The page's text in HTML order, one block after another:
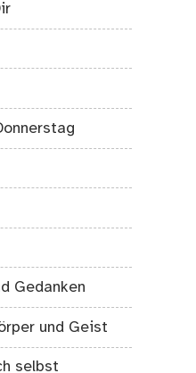
Gedanken
und Geist
selbst